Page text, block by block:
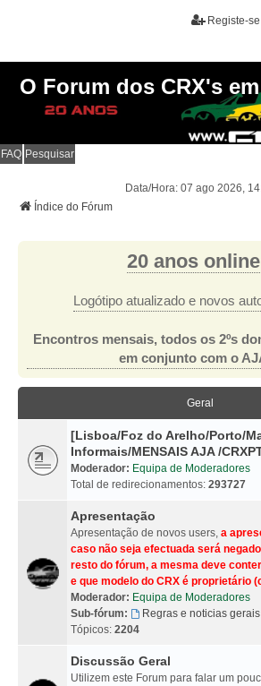
Registe-se
O Forum dos CRX's
FAQ Pesquisar
Data/Hora: 07 ago 2026,
Índice do Fórum
20 anos online
Logótipo atualizado e novos
Encontros mensais, todos os 2ºs
em conjunto com o
Geral
[Lisboa/Foz do Arelho/Porto/
Informais/MENSAIS AJA /
Moderador: Equipa de Moderadores
Total de redirecionamentos: 293727
Apresentação
Apresentação de novos users, a
caso não seja efectuada será
resto do fórum, a mesma deve
e que modelo do CRX é proprietário
Moderador: Equipa de Moderadores
Sub-fórum:
Regras e noticias gerais
Tópicos: 2204
Discussão Geral
Utilizem este Forum para falar um